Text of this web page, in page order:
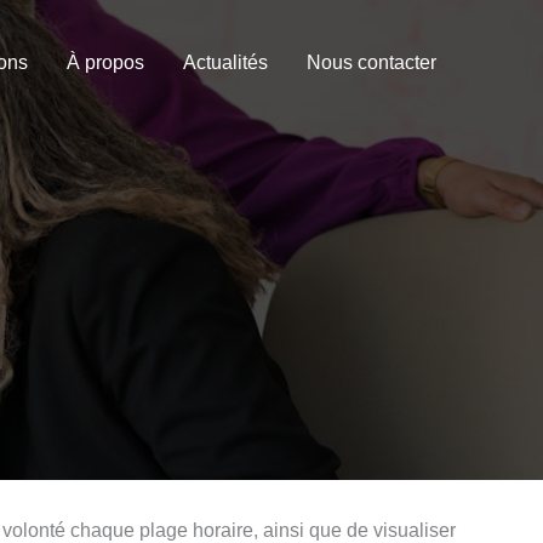
À propos Actualités Nous contacter
chaque plage horaire, ainsi que de visualiser